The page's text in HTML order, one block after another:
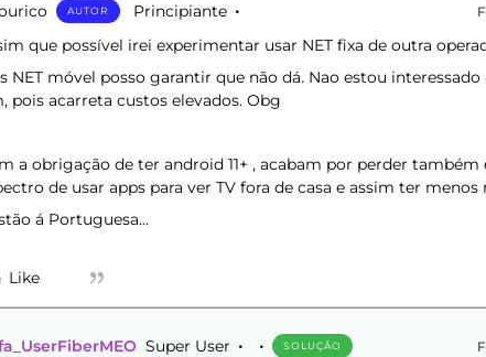
AUTOR Principiante
que possível irei experimentar usar NET fixa de outra
NET móvel posso garantir que não dá. Nao estou
pois acarreta custos elevados. Obg
a obrigação de ter android 11+ , acabam por perder
de usar apps para ver TV fora de casa e assim ter menos
á Portuguesa...
Like
Super User SOLUÇÃO